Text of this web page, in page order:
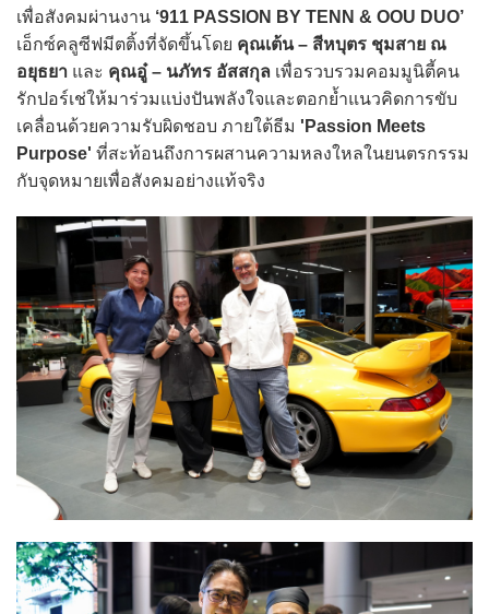
เพื่อสังคมผ่านงาน ‘911 PASSION BY TENN & OOU DUO’
เอ็กซ์คลูซีฟมีตติ้งที่จัดขึ้นโดย คุณเต้น – สีหบุตร ชุมสาย ณ
อยุธยา และ คุณอู๋ – นภัทร อัสสกุล เพื่อรวบรวมคอมมูนิตี้คน
รักปอร์เช่ให้มาร่วมแบ่งปันพลังใจและตอกย้ำแนวคิดการขับ
เคลื่อนด้วยความรับผิดชอบ ภายใต้ธีม 'Passion Meets
Purpose' ที่สะท้อนถึงการผสานความหลงใหลในยนตรกรรม
กับจุดหมายเพื่อสังคมอย่างแท้จริง